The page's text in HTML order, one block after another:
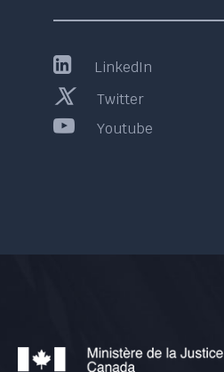
LinkedIn
Twitter
Youtube